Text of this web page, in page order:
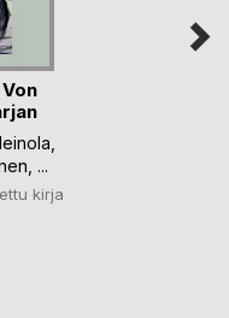
, ...
kirja